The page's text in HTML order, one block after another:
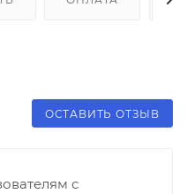
ОСТАВИТЬ ОТЗЫВ
с